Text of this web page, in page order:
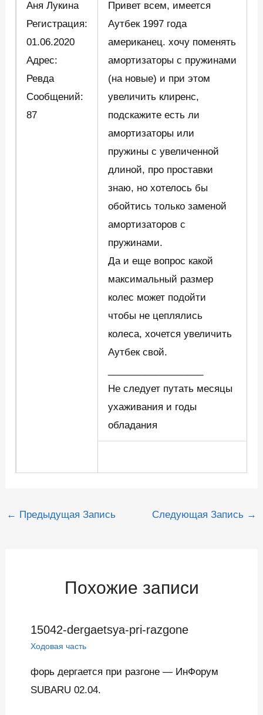
Аня Лукина
Регистрация:
01.06.2020
Адрес:
Ревда
Сообщений:
87
Привет всем, имеется
Аутбек 1997 года
американец. хочу поменять
амортизаторы с пружинами
(на новые) и при этом
увеличить клиренс,
подскажите есть ли
амортизаторы или
пружины с увеличенной
длиной, про проставки
знаю, но хотелось бы
обойтись только заменой
амортизаторов с
пружинами.
Да и еще вопрос какой
максимальный размер
колес может подойти
чтобы не цеплялись
колеса, хочется увеличить
Аутбек свой.
Не следует путать месяцы
ухаживания и годы
обладания
Навигация
← Предыдущая Запись Следующая Запись →
Похожие записи
15042-dergaetsya-pri-razgone
Ходовая часть
форь дергается при разгоне — ИнФорум
SUBARU 02.04.